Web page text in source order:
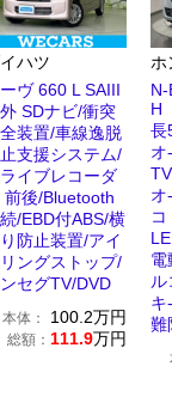
ハツ
ヴ 660 L SAIII
SDナビ/衝突
装置/車線逸脱
支援システム/
ライブレコーダ
前後/Bluetooth
/EBD付ABS/横
防止装置/アイ
リングストップ/
セグTV/DVD
本体： 100.2万円
総額： 111.9万円
ホ
H
難